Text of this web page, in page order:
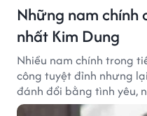
Những nam chính
nhất Kim Dung
Nhiều nam chính trong
công tuyệt đỉnh nhưng
đánh đổi bằng tình yêu,
khiến độc giả không khỏi